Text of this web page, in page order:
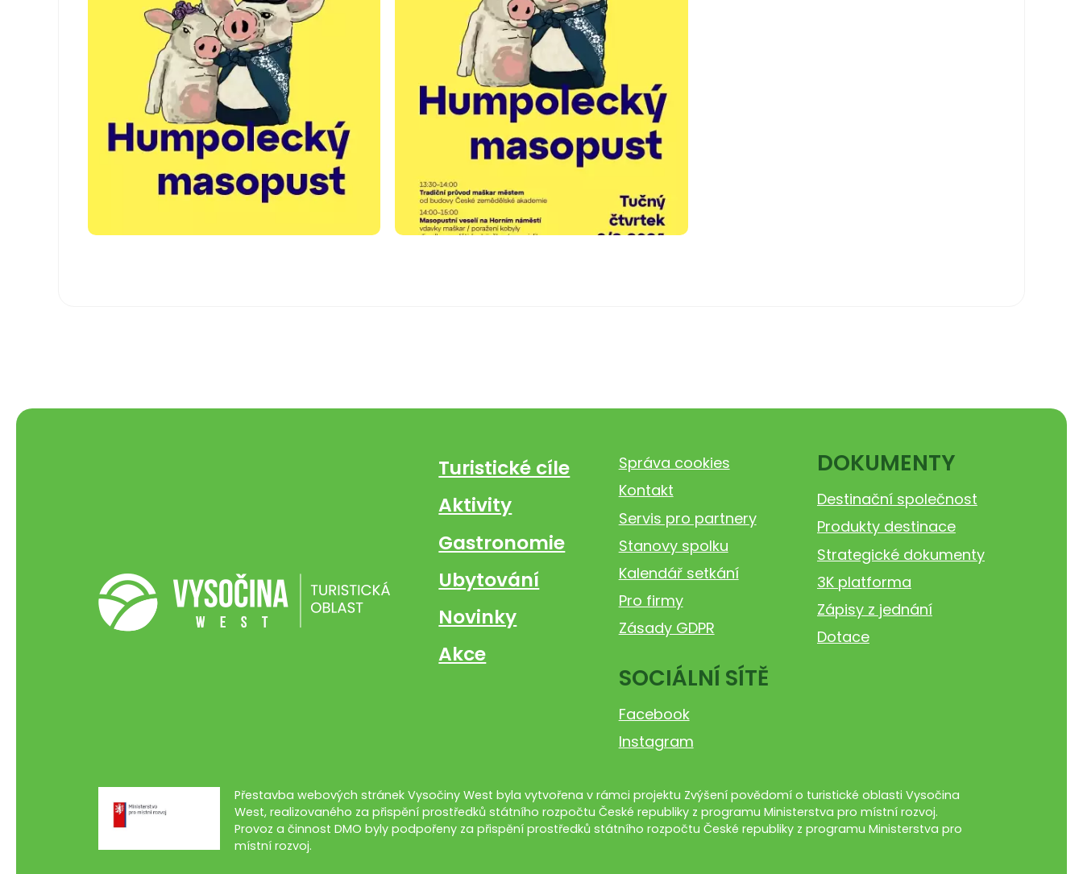
Turistické cíle
Aktivity
Gastronomie
Ubytování
Novinky
Akce
Správa cookies
Kontakt
Servis pro partnery
Stanovy spolku
Kalendář setkání
Pro firmy
Zásady GDPR
SOCIÁLNÍ SÍTĚ
Facebook
Instagram
DOKUMENTY
Destinační společnost
Produkty destinace
Strategické dokumenty
3K platforma
Zápisy z jednání
Dotace
Přestavba webových stránek Vysočiny West byla vytvořena v rámci projektu Zvýšení povědomí o turistické oblasti Vysočina
West, realizovaného za přispění prostředků státního rozpočtu České republiky z programu Ministerstva pro místní rozvoj.
Provoz a činnost DMO byly podpořeny za přispění prostředků státního rozpočtu České republiky z programu Ministerstva pro
místní rozvoj.